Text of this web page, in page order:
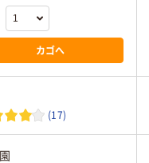
カゴへ
(17)